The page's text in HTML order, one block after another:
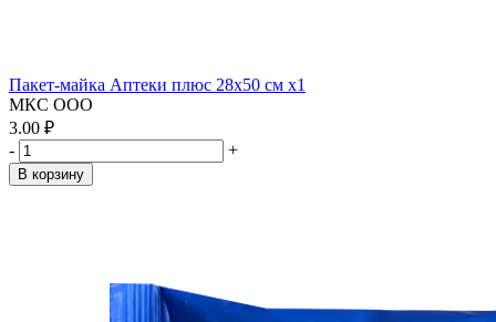
Пакет-майка Аптеки плюс 28х50 см x1
МКС ООО
3.00 ₽
-
+
В корзину